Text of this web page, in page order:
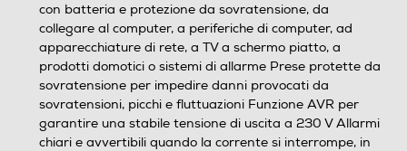
con batteria e protezione da sovratensione, da
collegare al computer, a periferiche di computer, ad
apparecchiature di rete, a TV a schermo piatto, a
prodotti domotici o sistemi di allarme Prese protette da
sovratensione per impedire danni provocati da
sovratensioni, picchi e fluttuazioni Funzione AVR per
garantire una stabile tensione di uscita a 230 V Allarmi
chiari e avvertibili quando la corrente si interrompe, in